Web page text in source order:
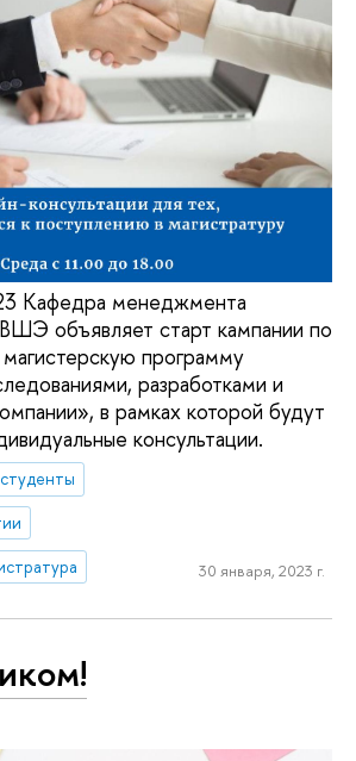
Кафедра менеджмента
объявляет старт кампании по
программу
разработками и
в рамках которой будут
консультации.
студенты
30 января, 2023 г.